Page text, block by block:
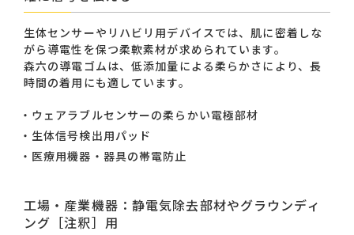
生体センサーやリハビリ用デバイスでは、肌に密着しな
がら導電性を保つ柔軟素材が求められています。
森六の導電ゴムは、低添加量による柔らかさにより、長
時間の着用にも適しています。
ウェアラブルセンサーの柔らかい電極部材
生体信号検出用パッド
医療用機器・器具の帯電防止
工場・産業機器：静電気除去部材やグラウンディ
ング［注釈］用